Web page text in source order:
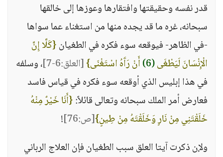
قدر نفسه وحقيقتها وافتقارها وعوزها إلى خالقها
سبحانه، غره ما قد يجده منها من استغناء عما سواها
-في الظاهر- فيوقعه سوء فكره في الطغيان{كَلَّا إِنَّ
الْإِنْسَانَ لَيَطْغَى(6) أَنْ رَآَهُ اسْتَغْنَى}[العلق:6-7]
، وسلفه
في هذا إبليس الذي أوقعه سوء فكره في قياس فاسد
فعارض أمر الملك سبحانه وتعالى قائلاً:{أَنَا خَيْرٌ مِنْهُ
خَلَقْتَنِي مِنْ نَارٍ وَخَلَقْتَهُ مِنْ طِينٍ}[ص:76]
!
ولإن ذكرت آيتا العلق سبب الطغيان فإن العلاج الرباني